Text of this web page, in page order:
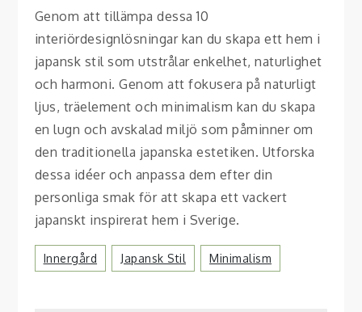
Genom att tillämpa dessa 10
interiördesignlösningar kan du skapa ett hem i
japansk stil som utstrålar enkelhet, naturlighet
och harmoni. Genom att fokusera på naturligt
ljus, träelement och minimalism kan du skapa
en lugn och avskalad miljö som påminner om
den traditionella japanska estetiken. Utforska
dessa idéer och anpassa dem efter din
personliga smak för att skapa ett vackert
japanskt inspirerat hem i Sverige.
Innergård Japansk Stil Minimalism